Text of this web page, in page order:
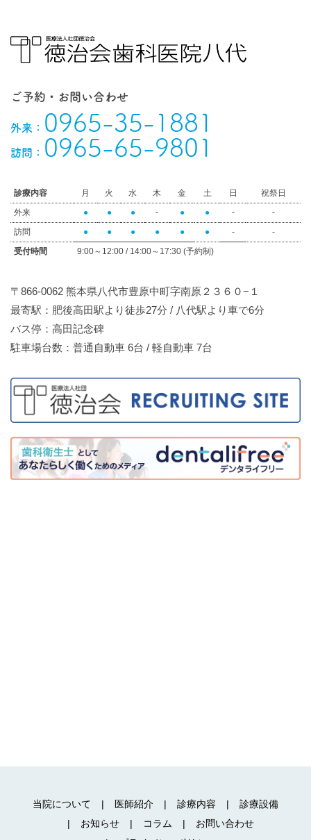
ご予約・お問い合わせ
外来： 0965-35-1881
訪問： 0965-65-9801
診療内容 月 火 水 木 金 土 日
祝祭日
外来
● ● ● - ● ● -
-
訪問
● ● ● ● ● ● -
-
受付時間
9:00～12:00 / 14:00～17:30 (予約制)
〒866-0062 熊本県八代市豊原中町字南原２３６０−１
最寄駅：肥後高田駅より徒歩27分 / 八代駅より車で6分
バス停：高田記念碑
駐車場台数：普通自動車 6台 / 軽自動車 7台
当院について 医師紹介 診療内容
診療設備
お知らせ
コラム
お問い合わせ